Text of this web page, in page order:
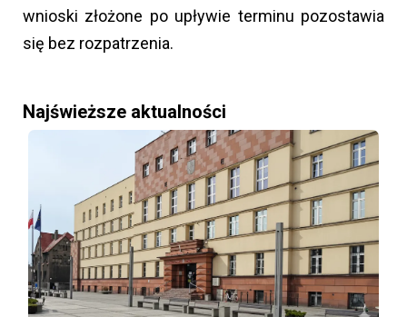
wnioski złożone po upływie terminu pozostawia
się bez rozpatrzenia.
Najświeższe aktualności